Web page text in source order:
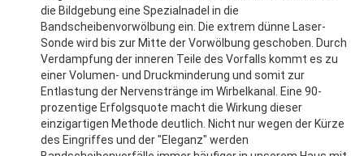
die Bildgebung eine Spezialnadel in die
Bandscheibenvorwölbung ein. Die extrem dünne Laser-
Sonde wird bis zur Mitte der Vorwölbung geschoben. Durch
Verdampfung der inneren Teile des Vorfalls kommt es zu
einer Volumen- und Druckminderung und somit zur
Entlastung der Nervenstränge im Wirbelkanal. Eine 90-
prozentige Erfolgsquote macht die Wirkung dieser
einzigartigen Methode deutlich. Nicht nur wegen der Kürze
des Eingriffes und der "Eleganz" werden